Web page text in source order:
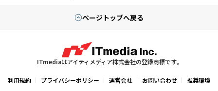
ページトップへ戻る
ITmediaはアイティメディア株式会社の登録商標です。
利用規約 プライバシーポリシー 運営会社 お問い合わせ 推奨環境